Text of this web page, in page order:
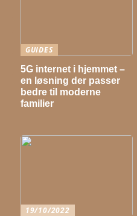
GUIDES
5G internet i hjemmet –
en løsning der passer
bedre til moderne
familier
19/10/2022